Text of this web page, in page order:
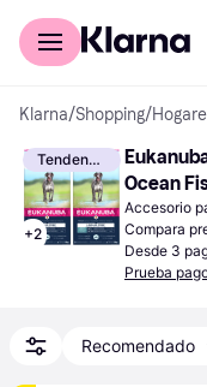
Comprar con Klarna
Klarna/Shopping/
Tendencia
+2
Ocean
Accesorio
Compara
Desde 3
Prueba
Recomendado